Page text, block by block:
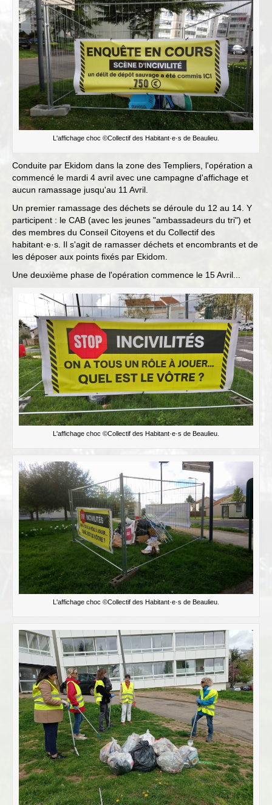
L'affichage choc ©Collectif des Habitant·e·s de Beaulieu.
Conduite par Ekidom dans la zone des Templiers, l'opération a
commencé le mardi 4 avril avec une campagne d'affichage et
aucun ramassage jusqu'au 11 Avril.
Un premier ramassage des déchets se déroule du 12 au 14. Y
participent : le CAB (avec les jeunes "ambassadeurs du tri") et
des membres du Conseil Citoyens et du Collectif des
habitant·e·s. Il s'agit de ramasser déchets et encombrants et de
les déposer aux points fixés par Ekidom.
Une deuxième phase de l'opération commence le 15 Avril...
L'affichage choc ©Collectif des Habitant·e·s de Beaulieu.
L'affichage choc ©Collectif des Habitant·e·s de Beaulieu.